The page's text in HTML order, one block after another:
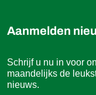
Aanmelden
Schrijf u nu in voor
maandelijks de
nieuws.